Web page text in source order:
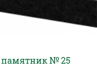
памятник № 25